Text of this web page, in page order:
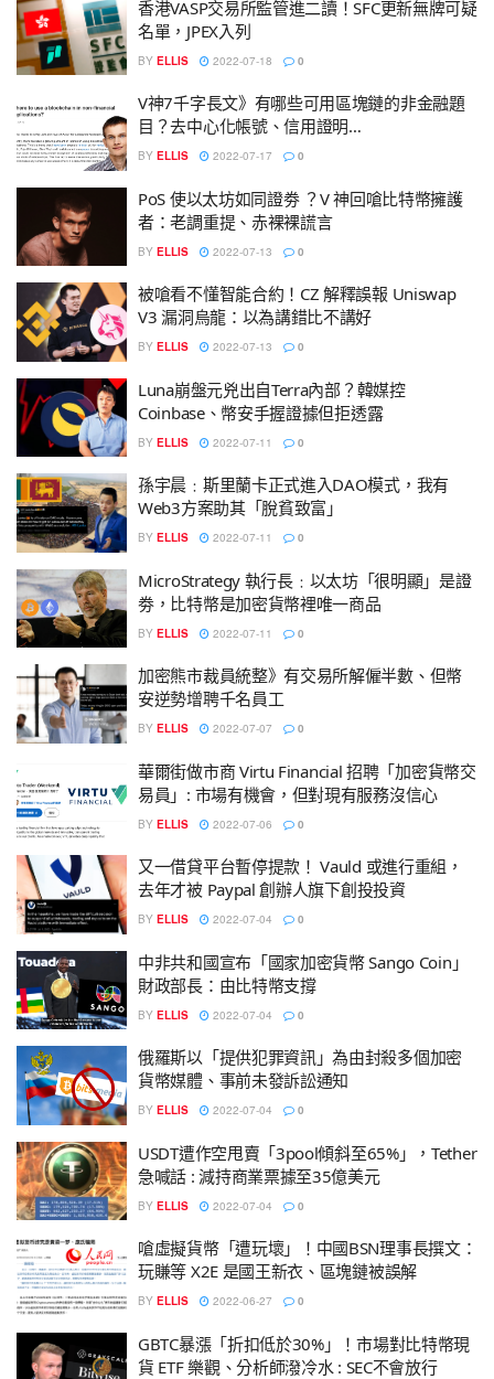
香港VASP交易所監管進二讀！SFC更新無牌可疑
名單，JPEX入列
BY ELLIS 2022-07-18 0
V神7千字長文》有哪些可用區塊鏈的非金融題
目？去中心化帳號、信用證明…
BY ELLIS 2022-07-17 0
PoS 使以太坊如同證劵 ？V 神回嗆比特幣擁護
者：老調重提、赤裸裸謊言
BY ELLIS 2022-07-13 0
被嗆看不懂智能合約！CZ 解釋誤報 Uniswap
V3 漏洞烏龍：以為講錯比不講好
BY ELLIS 2022-07-13 0
Luna崩盤元兇出自Terra內部？韓媒控
Coinbase、幣安手握證據但拒透露
BY ELLIS 2022-07-11 0
孫宇晨﹕斯里蘭卡正式進入DAO模式，我有
Web3方案助其「脫貧致富」
BY ELLIS 2022-07-11 0
MicroStrategy 執行長﹕以太坊「很明顯」是證
劵，比特幣是加密貨幣裡唯一商品
BY ELLIS 2022-07-11 0
加密熊市裁員統整》有交易所解僱半數、但幣
安逆勢增聘千名員工
BY ELLIS 2022-07-07 0
華爾街做市商 Virtu Financial 招聘「加密貨幣交
易員」: 市場有機會，但對現有服務沒信心
BY ELLIS 2022-07-06 0
又一借貸平台暫停提款！ Vauld 或進行重組，
去年才被 Paypal 創辦人旗下創投投資
BY ELLIS 2022-07-04 0
中非共和國宣布「國家加密貨幣 Sango Coin」
財政部長：由比特幣支撐
BY ELLIS 2022-07-04 0
俄羅斯以「提供犯罪資訊」為由封殺多個加密
貨幣媒體、事前未發訴訟通知
BY ELLIS 2022-07-04 0
USDT遭作空甩賣「3pool傾斜至65%」，Tether
急喊話 : 減持商業票據至35億美元
BY ELLIS 2022-07-04 0
嗆虛擬貨幣「遭玩壞」！中國BSN理事長撰文：
玩賺等 X2E 是國王新衣、區塊鏈被誤解
BY ELLIS 2022-06-27 0
GBTC暴漲「折扣低於30%」！市場對比特幣現
貨 ETF 樂觀、分析師潑冷水 : SEC不會放行